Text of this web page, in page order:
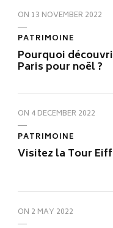
ON 13 NOVEMBER 2022
PATRIMOINE
Pourquoi
Paris pour noël ?
ON 4 DECEMBER 2022
PATRIMOINE
Visitez la Tour
ON 2 MAY 2022